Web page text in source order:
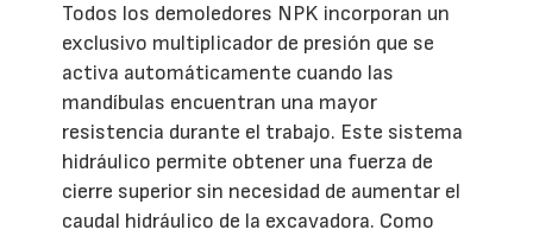
Todos los demoledores NPK incorporan un
exclusivo multiplicador de presión que se
activa automáticamente cuando las
mandíbulas encuentran una mayor
resistencia durante el trabajo. Este sistema
hidráulico permite obtener una fuerza de
cierre superior sin necesidad de aumentar el
caudal hidráulico de la excavadora. Como